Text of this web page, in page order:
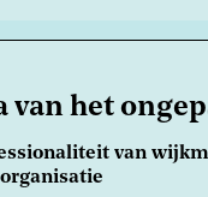
van het
van